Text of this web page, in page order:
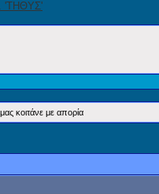
κοιτάνε με απορία